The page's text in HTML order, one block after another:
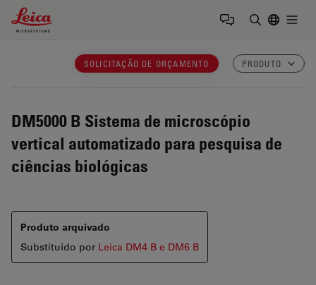
Leica Microsystems Logo
SOLICITAÇÃO DE ORÇAMENTO PRODUTO
DM5000 B Sistema de microscópio
vertical automatizado para pesquisa de
ciências biológicas
Produto arquivado
Substituído por Leica DM4 B e DM6 B